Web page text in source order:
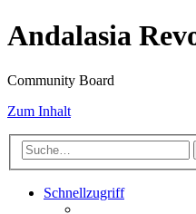
Andalasia
Community Board
Zum Inhalt
Schnellzugriff